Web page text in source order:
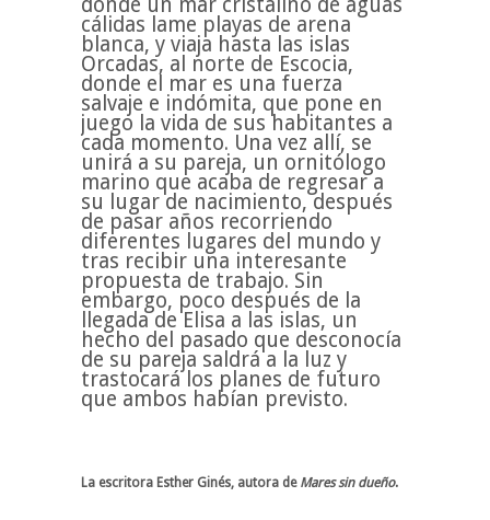
cálidas lame playas de arena
blanca, y viaja hasta las islas
Orcadas, al norte de Escocia,
donde el mar es una fuerza
salvaje e indómita, que pone en
juego la vida de sus habitantes a
cada momento. Una vez allí, se
unirá a su pareja, un ornitólogo
marino que acaba de regresar a
su lugar de nacimiento, después
de pasar años recorriendo
diferentes lugares del mundo y
tras recibir una interesante
propuesta de trabajo. Sin
embargo, poco después de la
llegada de Elisa a las islas, un
hecho del pasado que desconocía
de su pareja saldrá a la luz y
trastocará los planes de futuro
que ambos habían previsto.
La escritora Esther Ginés, autora de Mares sin dueño.